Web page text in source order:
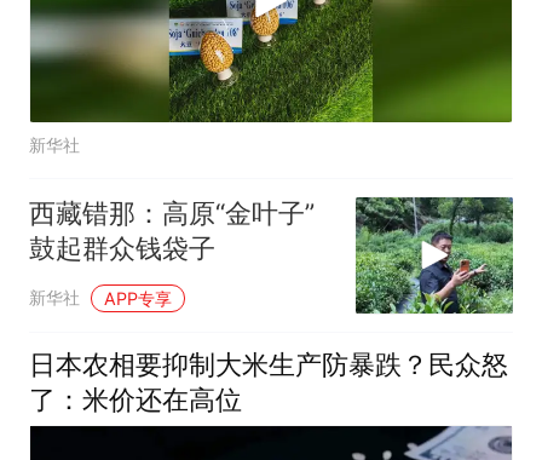
新华社
西藏错那：高原“金叶子”
鼓起群众钱袋子
新华社 APP专享
日本农相要抑制大米生产防暴跌？民众怒
了：米价还在高位